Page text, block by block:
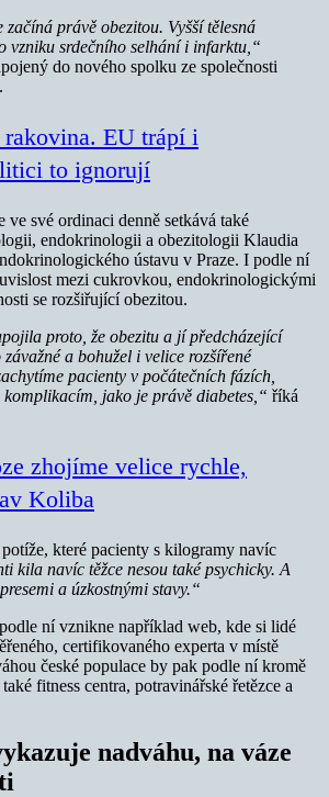
začíná právě obezitou. Vyšší tělesná
vzniku srdečního selhání i infarktu,“
do nového spolku ze společnosti
EU trápí i
to ignorují
ve své ordinaci denně setkává také
endokrinologii a obezitologii Klaudia
ústavu v Praze. I podle ní
mezi cukrovkou, endokrinologickými
se rozšiřující obezitou.
proto, že obezitu a jí předcházející
a bohužel i velice rozšířené
pacienty v počátečních fázích,
jako je právě diabetes,“ říká
zhojíme velice rychle,
Koliba
které pacienty s kilogramy navíc
kila navíc těžce nesou také psychicky. A
a úzkostnými stavy.“
ní vznikne například web, kde si lidé
certifikovaného experta v místě
české populace by pak podle ní kromě
fitness centra, potravinářské řetězce a
nadváhu, na váze